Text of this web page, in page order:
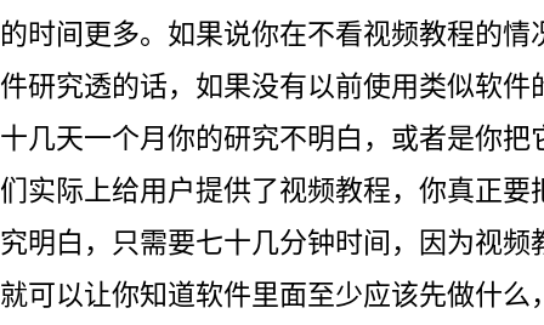
的时间更多。如果说你在不看视频教程的情
件研究透的话，如果没有以前使用类似软件
十几天一个月你的研究不明白，或者是你把
们实际上给用户提供了视频教程，你真正要
究明白，只需要七十几分钟时间，因为视频
就可以让你知道软件里面至少应该先做什么